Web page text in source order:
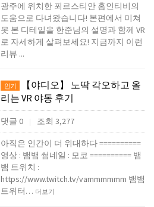
광주에 위치한 푀르스티안 홈인티비의
도움으로 다녀왔습니다! 본편에서 미쳐
못 본 디테일을 한준님의 설명과 함께 VR
로 자세하게 살펴보세요! 지금까지 이런
리뷰 ...
인기
【야디오】 노딱 각오하고 올
리는 VR 야동 후기
댓글 0 조회 3,277
아직은 인간이 더 위대하다 ==========
영상 : 뱀뱀 썸네일 : 모코 ========== 뱀
뱀 트위치 :
https://www.twitch.tv/vammmmmm 뱀뱀
트위터… 더보기